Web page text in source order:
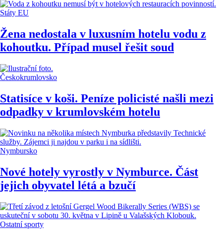
Státy EU
Žena nedostala v luxusním hotelu vodu z
kohoutku. Případ musel řešit soud
Českokrumlovsko
Statisíce v koši. Peníze policisté našli mezi
odpadky v krumlovském hotelu
Nymbursko
Nové hotely vyrostly v Nymburce. Část
jejich obyvatel létá a bzučí
Ostatní sporty